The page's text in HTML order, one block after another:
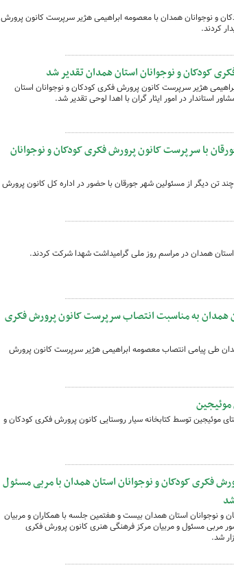
و نوجوانان همدان با معصومه ابراهیمی هژیر سرپرست کانون پرورش
کردند.
کودکان و نوجوانان استان همدان تقدیر شد
معصومه ابراهیمی هژیر سرپرست کانون پرورش فکری کودکان و نوجوانان استان
استاندار در امور ایثار گران با اهدا لوحی تقدیر شد.
با سرپرست کانون پرورش فکری کودکان و نوجوانان
تن دیگر از مسئولین شهر جورقان با حضور در اداره کل کانون پرورش
همدان در مراسم روز ملی گرامیداشت شهدا شرکت کردند.
همدان به مناسبت انتصاب سرپرست کانون‌ پرورش فکری
طی پیامی انتصاب معصومه ابراهیمی هژیر سرپرست کانون پرورش
موئیجین
موئیجین توسط کتابخانه سیار روستایی کانون پرورش فکری کودکان و
فکری کودکان و نوجوانان استان همدان با مربی مسئول
نوجوانان استان همدان بیست و هفتمین جلسه با همکاران و مربیان
مربی مسئول و مربیان مرکز فرهنگی هنری کانون پرورش فکری
شد.